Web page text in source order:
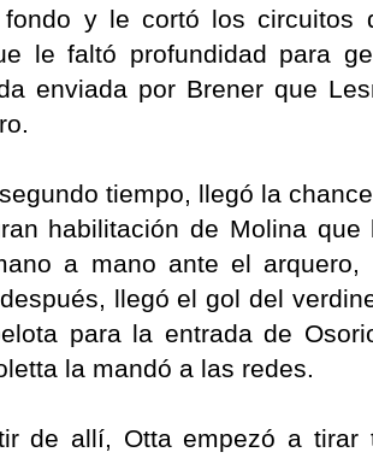
y le cortó los circuitos
le faltó profundidad para
enviada por Brener que
tiempo, llegó la
habilitación de Molina
a mano ante el
llegó el gol del
para la entrada de
la mandó a las redes.
de allí, Otta empezó a tirar